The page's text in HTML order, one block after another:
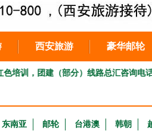
西安旅游 豪华邮轮
（部分）线路总汇咨询电话029-
东南亚 邮轮 台港澳 韩朝